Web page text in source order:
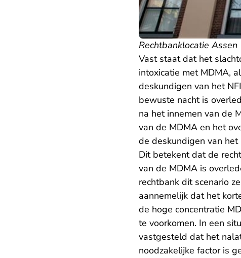
Rechtbanklocatie Assen
Vast staat dat het
intoxicatie met MDMA,
deskundigen van het
bewuste nacht is
na het innemen van de
van de MDMA en het
de deskundigen van het
Dit betekent dat de
van de MDMA is
rechtbank dit scenario
aannemelijk dat het
de hoge concentratie
te voorkomen. In een
vastgesteld dat het
noodzakelijke factor is